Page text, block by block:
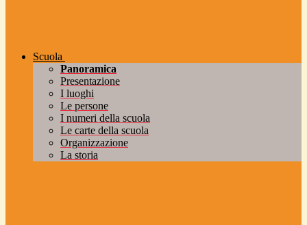
Scuola
Panoramica
Presentazione
I luoghi
Le persone
I numeri della scuola
Le carte della scuola
Organizzazione
La storia